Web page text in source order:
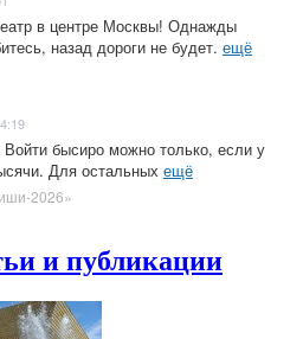
в центре Москвы! Однажды
назад дороги не будет. ещё
Войти бысиро можно только, если у
Для остальных ещё
2026»
и публикации